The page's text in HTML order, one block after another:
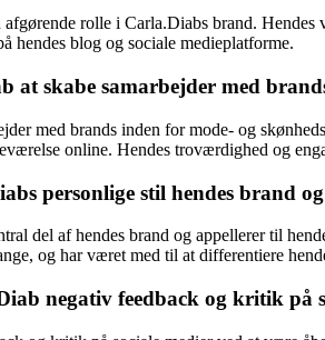
rolle i Carla.Diabs brand.
hendes blog og sociale medieplatforme.
skabe samarbejder med
med brands inden for mode- og
online. Hendes troværdighed og
personlige stil hendes brand
del af hendes brand og appellerer til
og har været med til at differentiere
negativ feedback og kritik på